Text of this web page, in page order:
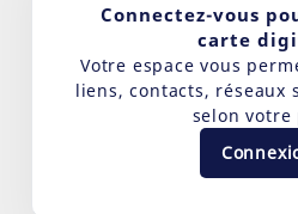
Connectez-vous
carte
Votre espace vous
liens, contacts, réseaux
selon votre